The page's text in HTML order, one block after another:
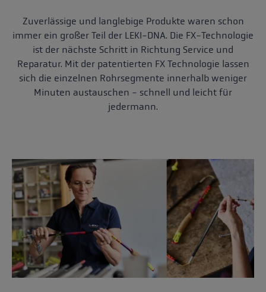
Zuverlässige und langlebige Produkte waren schon
immer ein großer Teil der LEKI-DNA. Die FX-Technologie
ist der nächste Schritt in Richtung Service und
Reparatur. Mit der patentierten FX Technologie lassen
sich die einzelnen Rohrsegmente innerhalb weniger
Minuten austauschen - schnell und leicht für
jedermann.